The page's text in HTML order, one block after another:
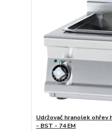
Udržovač hranolek ohřev
- BST - 74 EM